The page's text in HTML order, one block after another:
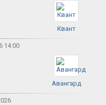
Квант
14:00
Авангард